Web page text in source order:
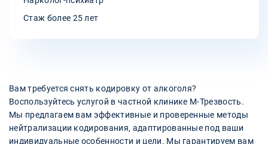
Стаж более 25 лет
Вам требуется снять кодировку от алкоголя?
Воспользуйтесь услугой в частной клинике М-Трезвость.
Мы предлагаем вам эффективные и проверенные методы
нейтрализации кодирования, адаптированные под ваши
индивидуальные особенности и цели. Мы гарантируем вам